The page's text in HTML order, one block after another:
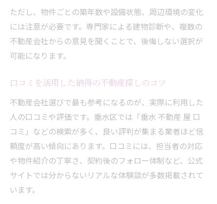
ただし、物件ごとの築年数や設備状態、周辺環境の変化
には注意が必要です。専門家による建物診断や、複数の
不動産会社からの意見を聞くことで、後悔しない選択が
可能になります。
口コミを活用した納得の不動産探しのコツ
不動産会社選びで最も参考になるのが、実際に利用した
人の口コミや評価です。垂水区では「垂水 不動産 屋 口
コミ」などの検索が多く、良い評判が集まる業者ほど信
頼度が高い傾向にあります。口コミには、担当者の対応
や物件紹介の丁寧さ、契約後のフォロー体制など、公式
サイトでは分からないリアルな体験談が多数掲載されて
います。